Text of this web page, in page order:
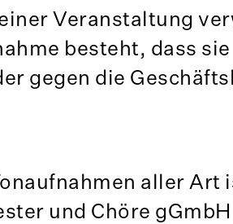
Veranstaltung
besteht, dass
gegen die
aller Art
und Chöre